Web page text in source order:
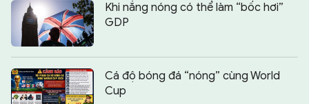
Khi nắng nóng có thể làm “bốc hơi”
GDP
Cá độ bóng đá “nóng” cùng World
Cup